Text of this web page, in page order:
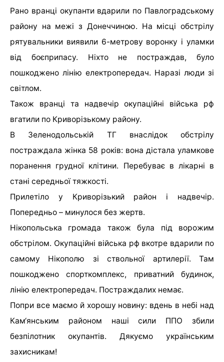
Рано вранці окупанти вдарили по Павлоградському
району на межі з Донеччиною. На місці обстрілу
рятувальники виявили 6-метрову воронку і уламки
від боєприпасу. Ніхто не постраждав, було
пошкоджено лінію електропередач. Наразі люди зі
світлом.
Також вранці та надвечір окупаційні війська рф
вгатили по Криворізькому району.
В Зеленодольській ТГ внаслідок обстрілу
постраждала жінка 58 років: вона дістала уламкове
поранення грудної клітини. Перебуває в лікарні в
стані середньої тяжкості.
Прилетіло у Криворізький район і надвечір.
Попередньо – минулося без жертв.
Нікопольська громада також була під ворожим
обстрілом. Окупаційні війська рф вкотре вдарили по
самому Нікополю зі ствольної артилерії. Там
пошкоджено спорткомплекс, приватний будинок,
лінію електропередач. Постраждалих немає.
Попри все маємо й хорошу новину: вдень в небі над
Кам‘янським районом наші сили ППО збили
безпілотник окупантів. Дякуємо українським
захисникам!